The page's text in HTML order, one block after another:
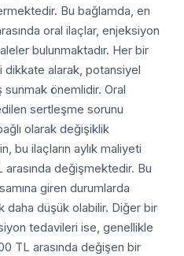
Bu bağlamda, en
oral ilaçlar, enjeksiyon
bulunmaktadır. Her bir
alarak, potansiyel
sunmak önemlidir. Oral
sertleşme sorunu
olarak değişiklik
bu ilaçların aylık maliyeti
değişmektedir. Bu
giren durumlarda
daha düşük olabilir. Diğer bir
tedavileri ise, genellikle
TL arasında değişen bir